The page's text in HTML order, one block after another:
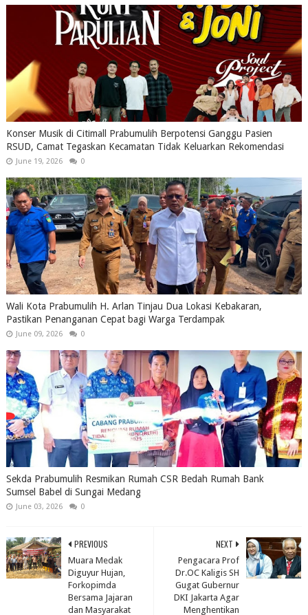
Konser Musik di Citimall Prabumulih Berpotensi Ganggu Pasien
RSUD, Camat Tegaskan Kecamatan Tidak Keluarkan Rekomendasi
June 19, 2026 0
Wali Kota Prabumulih H. Arlan Tinjau Dua Lokasi Kebakaran,
Pastikan Penanganan Cepat bagi Warga Terdampak
June 09, 2026 0
Sekda Prabumulih Resmikan Rumah CSR Bedah Rumah Bank
Sumsel Babel di Sungai Medang
June 03, 2026 0
NEXT
Pengacara Prof
Dr.OC Kaligis SH
Gugat Gubernur
DKI Jakarta Agar
Menghentikan
PREVIOUS
Muara Medak
Diguyur Hujan,
Forkopimda
Bersama Jajaran
dan Masyarakat